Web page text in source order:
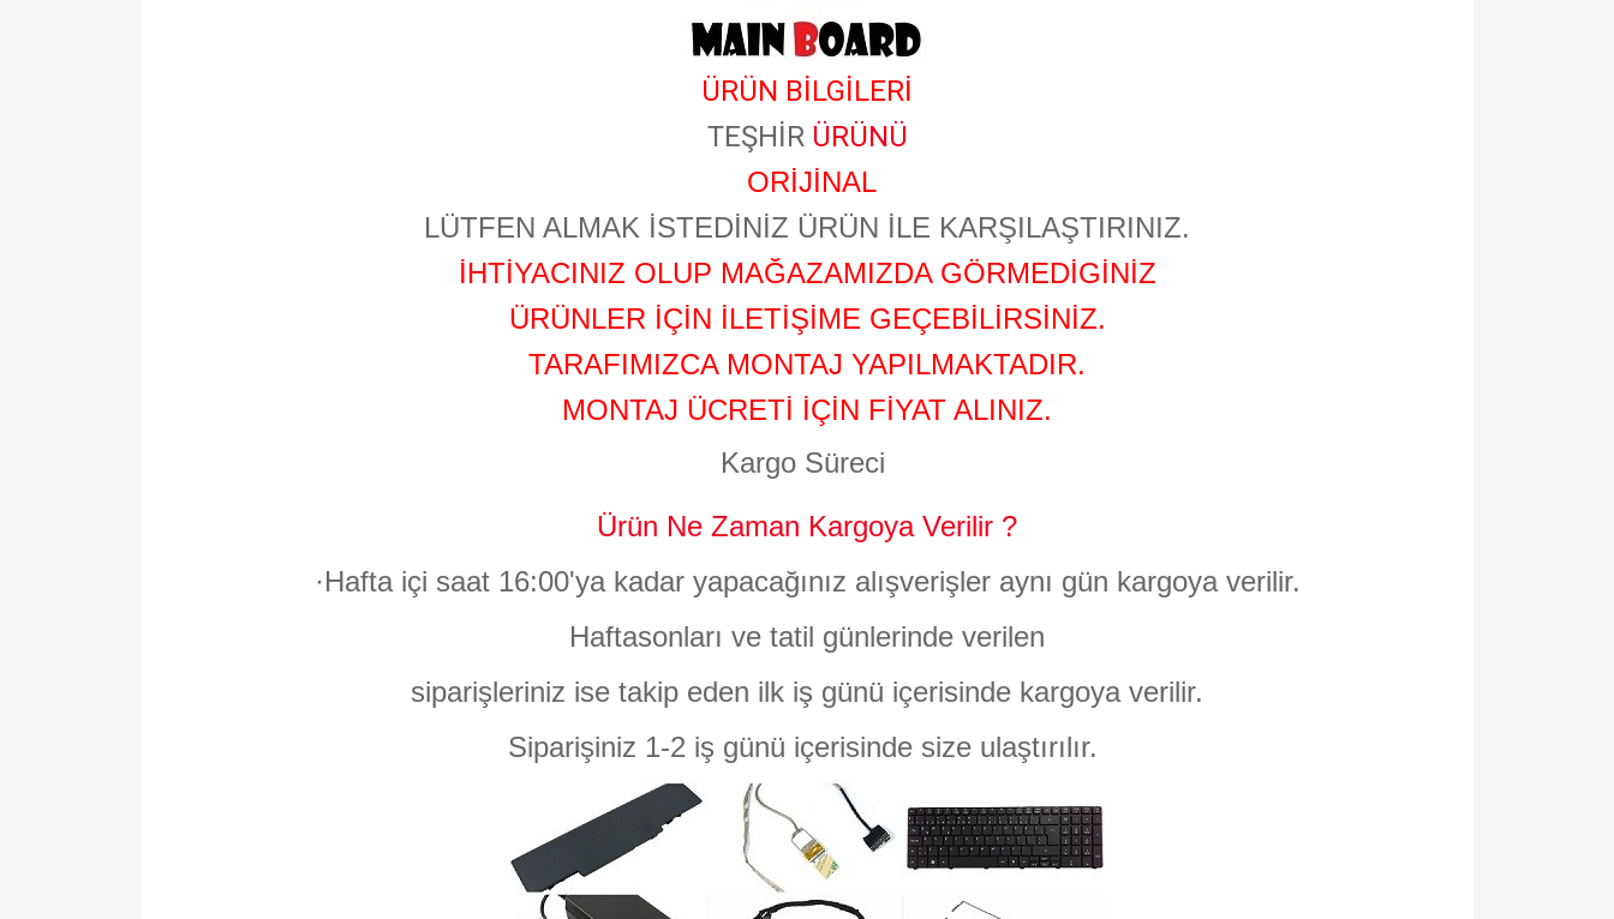
ÜRÜN BİLGİLERİ
TEŞHİR ÜRÜNÜ
ORİJİNAL
LÜTFEN ALMAK İSTEDİNİZ ÜRÜN İLE KARŞILAŞTIRINIZ.
İHTİYACINIZ OLUP MAĞAZAMIZDA GÖRMEDİGİNİZ
ÜRÜNLER İÇİN İLETİŞİME GEÇEBİLİRSİNİZ.
TARAFIMIZCA MONTAJ YAPILMAKTADIR.
MONTAJ ÜCRETİ İÇİN FİYAT ALINIZ.
Kargo Süreci
Ürün Ne Zaman Kargoya Verilir ?
·Hafta içi saat 16:00'ya kadar yapacağınız alışverişler aynı gün kargoya verilir.
Haftasonları ve tatil günlerinde verilen
siparişleriniz ise takip eden ilk iş günü içerisinde kargoya verilir.
Siparişiniz 1-2 iş günü içerisinde size ulaştırılır.